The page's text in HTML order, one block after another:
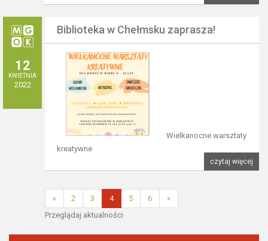
12
KWIETNIA
2022
Biblioteka w Chełmsku zaprasza!
Wielkanocne warsztaty
kreatywne
czytaj więcej
« 2 3 4 5 6
»
Przeglądaj aktualności